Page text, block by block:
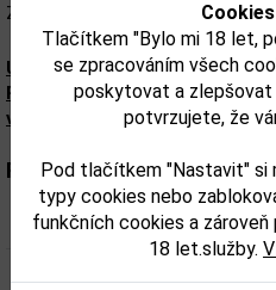
Tlačítkem "Bylo mi 18 let,
se zpracováním všech
poskytovat a zlepšovat
potvrzujete, že
Pod tlačítkem "Nastavit" si
typy cookies nebo
funkčních cookies a
18 let.služby.
Značka: Zlatogor
Upozorňujeme, že tento
Přesné složení a alergeny
výrobku. Zkontrolujte prosím
Parametry:
Obsah alkoholu obj. %: